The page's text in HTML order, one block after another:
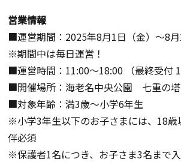
営業情報
■運営期間： 2025年8月1日 （金）～8
※期間中は毎日運営！
■運営時間： 11:00～18:00 （最終受付
■開催場所：海老名中央公園 七重の
■対象年齢：満3歳～小学6年生
※小学3年生以下のお子さまには、 18歳
伴必須
※保護者1名につき、お子さま3名まで